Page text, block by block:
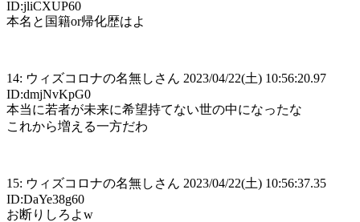
ID:jliCXUP60
本名と国籍or帰化歴はよ
14: ウィズコロナの名無しさん 2023/04/22(土) 10:56:20.97
ID:dmjNvKpG0
本当に若者が未来に希望持てない世の中になったな
これから増える一方だわ
15: ウィズコロナの名無しさん 2023/04/22(土) 10:56:37.35
ID:DaYe38g60
お断りしろよw